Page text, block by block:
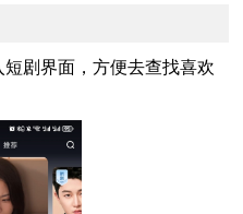
剧界面，方便去查找喜欢